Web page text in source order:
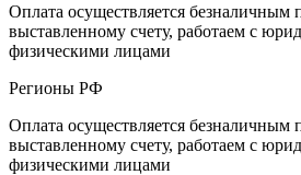
Оплата осуществляется безналичным
выставленному счету, работаем с
физическими лицами
Регионы РФ
Оплата осуществляется безналичным
выставленному счету, работаем с
физическими лицами